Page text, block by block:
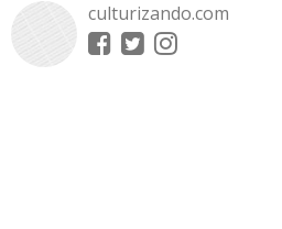
culturizando.com